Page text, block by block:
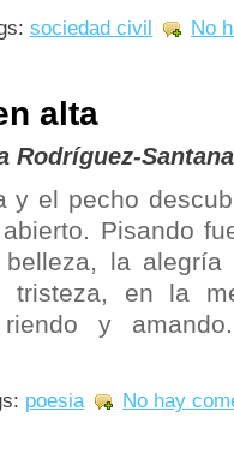
sociedad civil No
alta
Rodríguez-Santana
y el pecho
Pisando
la
tristeza, en la
riendo y
poesia No hay